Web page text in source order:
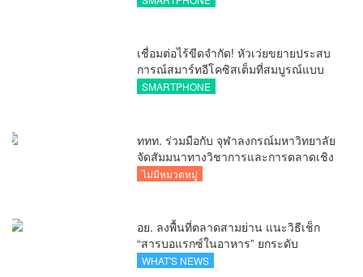
เชื่อมต่อไร้ขีดจำกัด! หัวเว่ยขยายประสบ
การณ์สมาร์ทอีโคซิสเต็มที่สมบูรณ์แบบ
ไร้รอยต่อ ครบ จบ ในที่เดียวที่ HUAWEI
SMARTPHONE
ททท. ร่วมมือกับ จุฬาลงกรณ์มหาวิทยาลัย
จัดสัมมนาทางวิชาการและการตลาดเชิง
รุกแนะเคล็ดลับปรับธุรกิจท่องเที่ยวไทย
ไม่มีหมวดหมู่
อย. ลงพื้นที่ตลาดสามย่าน แนะวิธีเช็ก
“สารบอแรกซ์ในอาหาร” ยกระดับ
ตลาดสดปลอดภัยเพื่อผู้บริโภค
WHAT'S NEWS